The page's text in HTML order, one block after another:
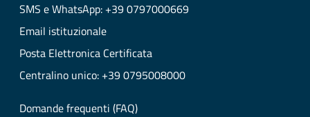
SMS e WhatsApp: +39 0797000669
Email istituzionale
Posta Elettronica Certificata
Centralino unico: +39 0795008000
Domande frequenti (FAQ)